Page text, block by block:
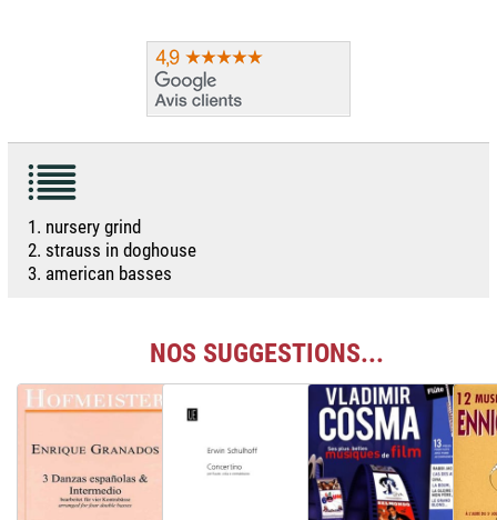
1. nursery grind
2. strauss in doghouse
3. american basses
NOS SUGGESTIONS...